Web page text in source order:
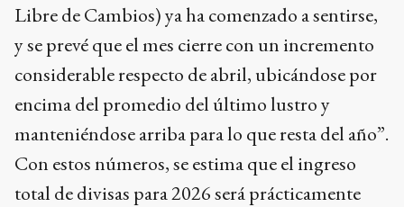
Libre de Cambios) ya ha comenzado a sentirse,
y se prevé que el mes cierre con un incremento
considerable respecto de abril, ubicándose por
encima del promedio del último lustro y
manteniéndose arriba para lo que resta del año”.
Con estos números, se estima que el ingreso
total de divisas para 2026 será prácticamente